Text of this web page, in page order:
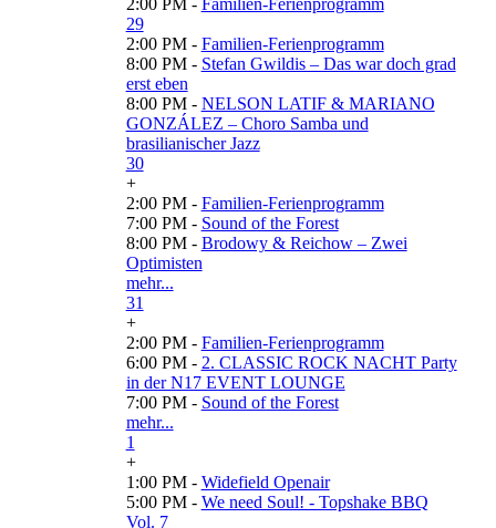
2:00 PM - Familien-Ferienprogramm
29
2:00 PM - Familien-Ferienprogramm
8:00 PM - Stefan Gwildis – Das war doch grad
erst eben
8:00 PM - NELSON LATIF & MARIANO
GONZÁLEZ – Choro Samba und
brasilianischer Jazz
30
+
2:00 PM - Familien-Ferienprogramm
7:00 PM - Sound of the Forest
8:00 PM - Brodowy & Reichow – Zwei
Optimisten
mehr...
31
+
2:00 PM - Familien-Ferienprogramm
6:00 PM - 2. CLASSIC ROCK NACHT Party
in der N17 EVENT LOUNGE
7:00 PM - Sound of the Forest
mehr...
1
+
1:00 PM - Widefield Openair
5:00 PM - We need Soul! - Topshake BBQ
Vol. 7